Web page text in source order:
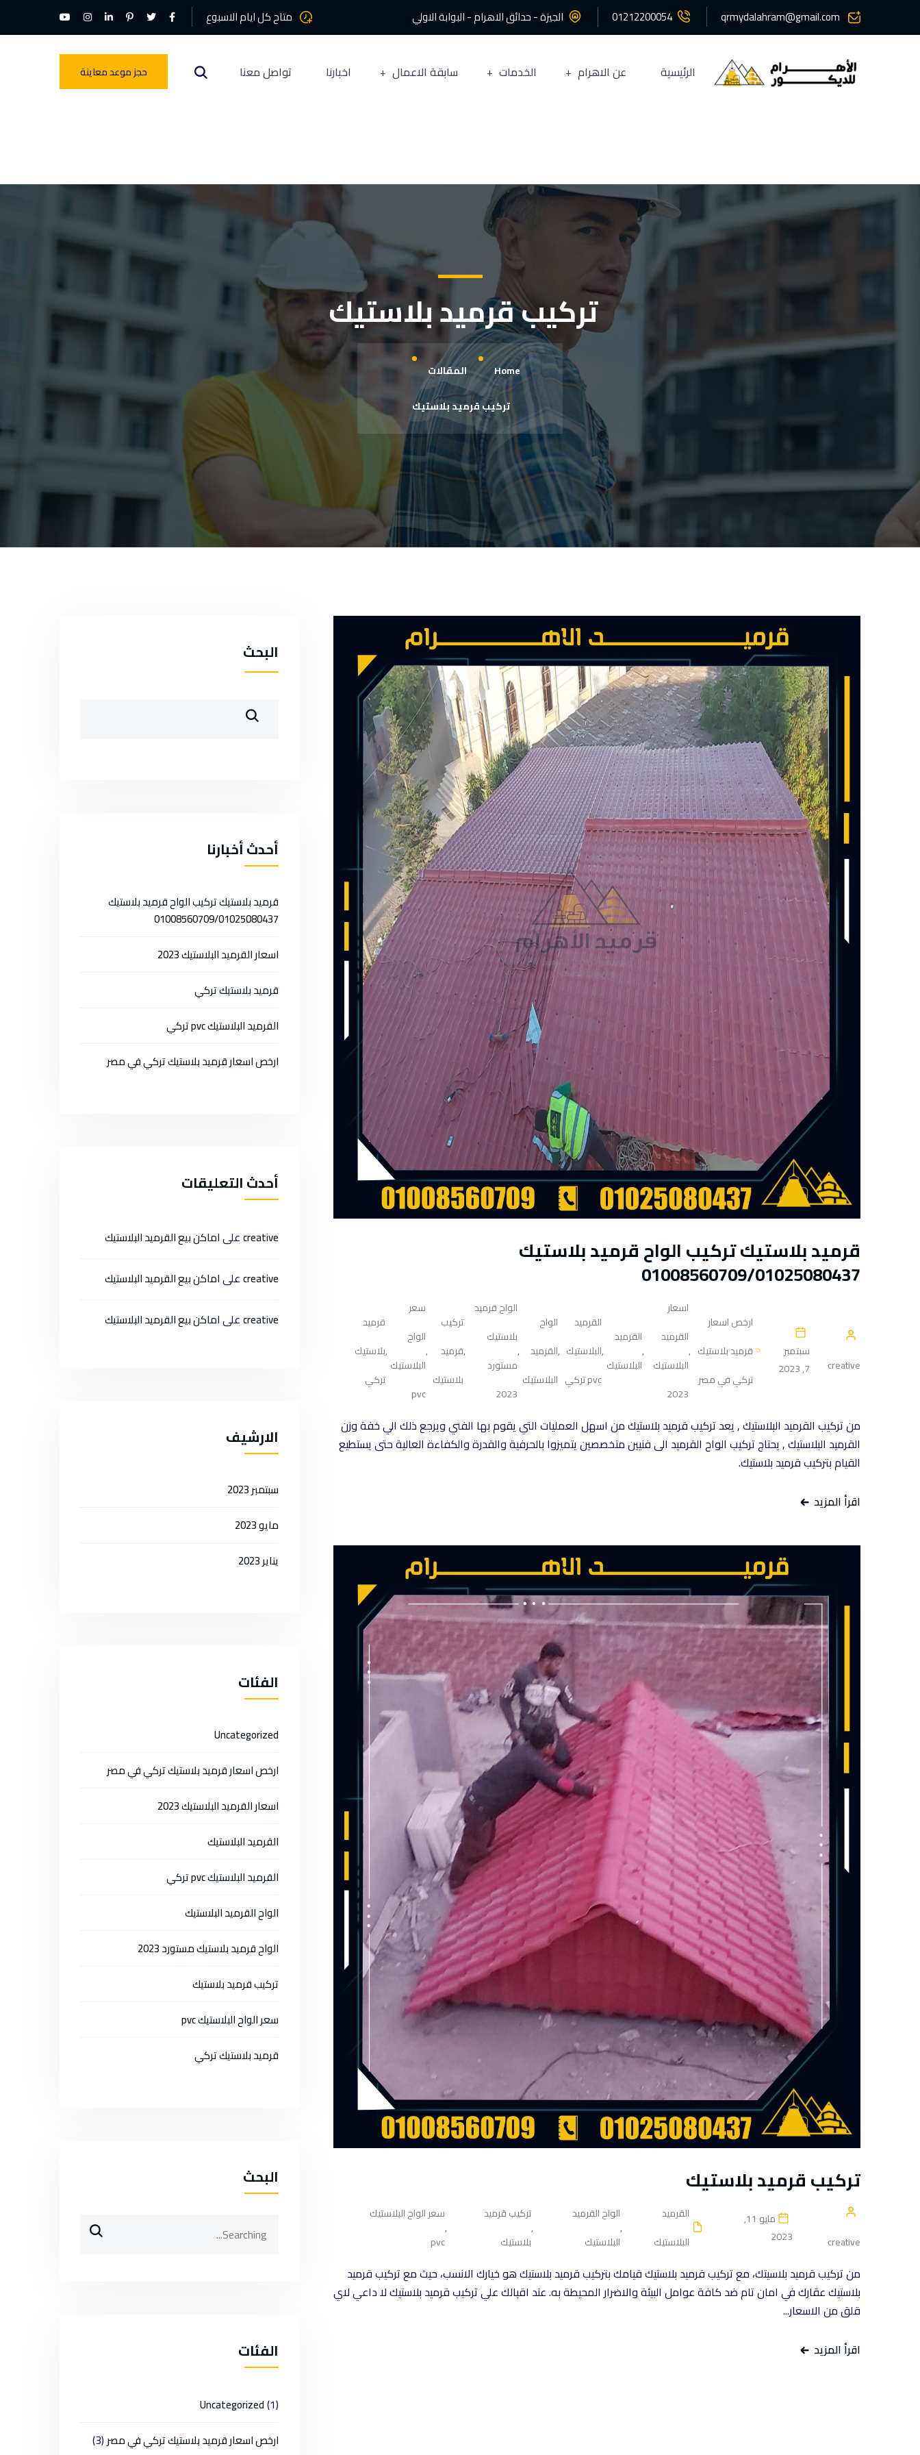
qrmydalahram@gmail.com
01212200054 الجيزة - حدائق الاهرام - البوابة الاولي متاح كل ايام الاسبوع
الرئيسية عن الاهرام الخدمات سابقة الاعمال اخبارنا تواصل معنا حجز موعد معاينة
تركيب قرميد بلاستيك
Home
المقالات
تركيب قرميد بلاستيك
قرميد بلاستيك تركيب الواح قرميد بلاستيك
01008560709/01025080437
creative
سبتمبر
7, 2023
ارخص اسعار
قرميد بلاستيك
تركي في مصر
,
اسعار
القرميد
البلاستيك
2023
,
القرميد
البلاستيك
,
القرميد
البلاستيك
pvc تركي
,
الواح
القرميد
البلاستيك
,
الواح قرميد
بلاستيك
مستورد
2023
,
تركيب
قرميد
بلاستيك
,
سعر
الواح
البلاستيك
pvc
,
قرميد
بلاستيك
تركي
من تركيب القرميد البلاستيك , يعد تركيب قرميد بلاستيك من اسهل العمليات التي يقوم بها الفني ويرجع ذلك الي خفة وزن
القرميد البلاستيك , يحتاج تركيب الواح القرميد الى فنيين متخصصين يتميزوا بالحرفية والقدرة والكفاءة العالية حتى يستطيع
القيام بتركيب قرميد بلاستيك.
اقرأ المزيد
تركيب قرميد بلاستيك
creative
مايو 11,
2023
القرميد
البلاستيك
,
الواح القرميد
البلاستيك
,
تركيب قرميد
بلاستيك
,
سعر الواح البلاستيك
pvc
من تركيب قرميد بلاسيتك، مع تركيب قرميد بلاستيك قيامك بتركيب قرميد بلاستيك هو خيارك الانسب، حيث مع تركيب قرميد
بلاستيك عقارك في امان تام ضد كافة عوامل البيئة والاضرار المحيطة به. عند اقبالك علي تركيب قرميد بلاستيك لا داعي لاي
قلق من الاسعار...
اقرأ المزيد
البحث
أحدث أخبارنا
قرميد بلاستيك تركيب الواح قرميد بلاستيك
01008560709/01025080437
اسعار القرميد البلاستيك 2023
قرميد بلاستيك تركي
القرميد البلاستيك pvc تركي
ارخص اسعار قرميد بلاستيك تركي في مصر
أحدث التعليقات
creativeعلىاماكن بيع القرميد البلاستيك
creativeعلىاماكن بيع القرميد البلاستيك
creativeعلىاماكن بيع القرميد البلاستيك
الارشيف
سبتمبر 2023
مايو 2023
يناير 2023
الفئات
Uncategorized
ارخص اسعار قرميد بلاستيك تركي في مصر
اسعار القرميد البلاستيك 2023
القرميد البلاستيك
القرميد البلاستيك pvc تركي
الواح القرميد البلاستيك
الواح قرميد بلاستيك مستورد 2023
تركيب قرميد بلاستيك
سعر الواح البلاستيك pvc
قرميد بلاستيك تركي
البحث
for:
الفئات
Uncategorized(1)
ارخص اسعار قرميد بلاستيك تركي في مصر(3)